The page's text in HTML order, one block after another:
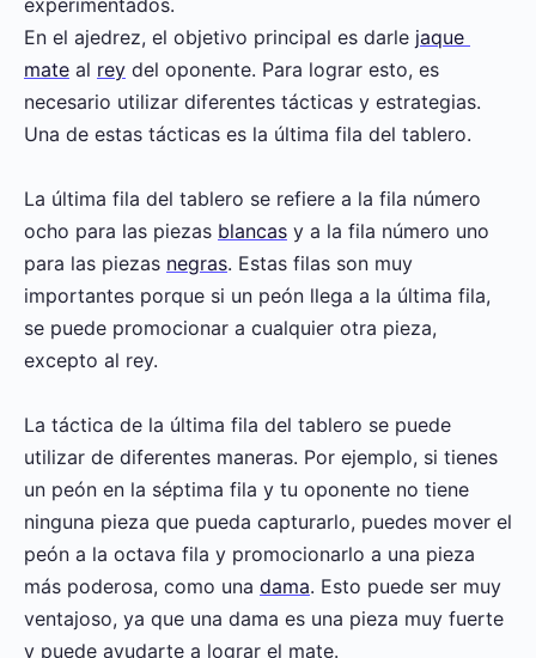
En el ajedrez, el objetivo principal es darle jaque
mate al rey del oponente. Para lograr esto, es
necesario utilizar diferentes tácticas y estrategias.
Una de estas tácticas es la última fila del tablero.
La última fila del tablero se refiere a la fila número
ocho para las piezas blancas y a la fila número uno
para las piezas negras. Estas filas son muy
importantes porque si un peón llega a la última fila,
se puede promocionar a cualquier otra pieza,
excepto al rey.
La táctica de la última fila del tablero se puede
utilizar de diferentes maneras. Por ejemplo, si tienes
un peón en la séptima fila y tu oponente no tiene
ninguna pieza que pueda capturarlo, puedes mover el
peón a la octava fila y promocionarlo a una pieza
más poderosa, como una dama. Esto puede ser muy
ventajoso, ya que una dama es una pieza muy fuerte
y puede ayudarte a lograr el mate.